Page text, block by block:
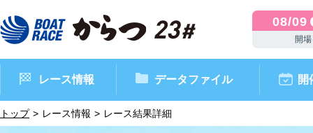
08/09
開場
レース情報 データファイル 開
トップ レース情報 レース結果詳細